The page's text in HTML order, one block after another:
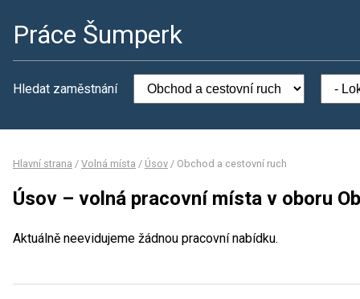
Práce Šumperk
Hledat zaměstnání
Hlavní strana / Volná místa / Úsov / Obchod a cestovní ruch
Úsov – volná pracovní místa v oboru
Aktuálně neevidujeme žádnou pracovní nabídku.